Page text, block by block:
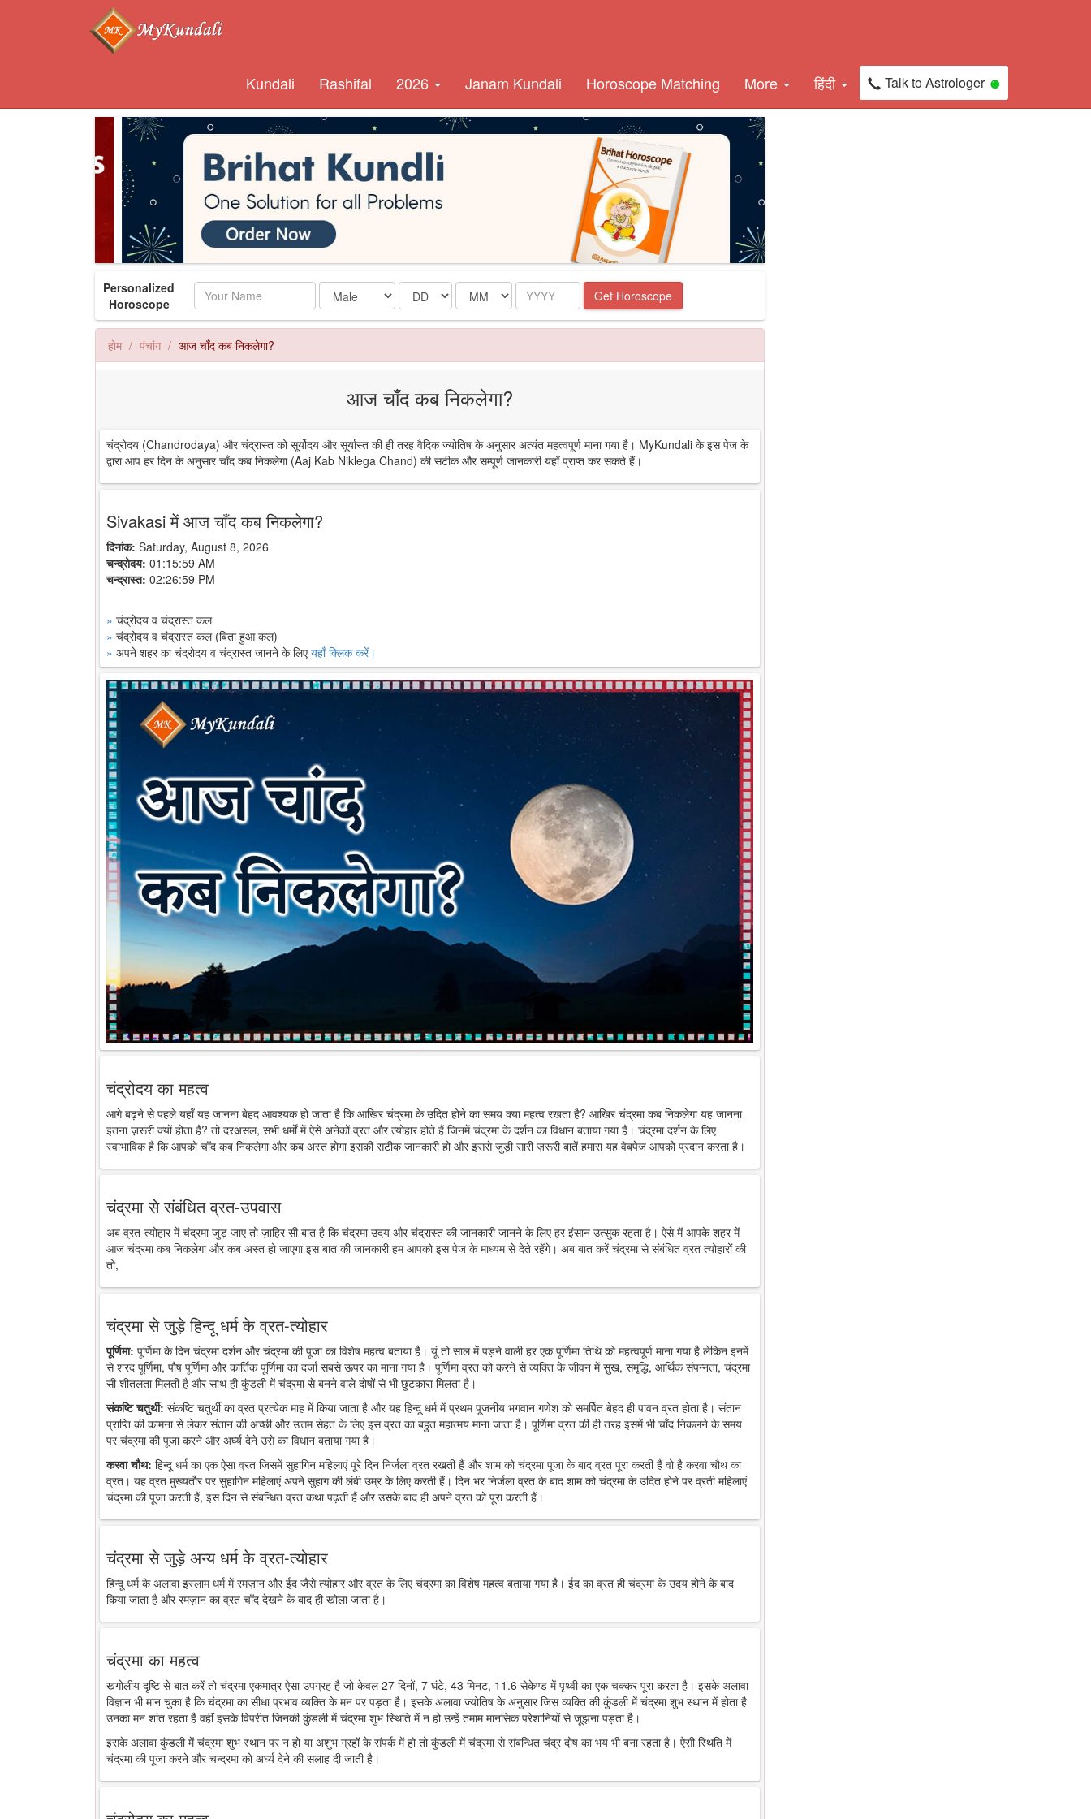
Kundali Rashifal 2026 Janam Kundali Horoscope Matching More हिंदी Talk to Astrologer
Personalized
Horoscope
Name Date Month Year Get Horoscope
होम पंचांग आज चाँद कब निकलेगा?
आज चाँद कब निकलेगा?
चंद्रोदय (Chandrodaya) और चंद्रास्त को सूर्योदय और सूर्यास्त की ही तरह वैदिक ज्योतिष के अनुसार अत्यंत महत्वपूर्ण माना गया है। MyKundali के इस पेज के
द्वारा आप हर दिन के अनुसार चाँद कब निकलेगा (Aaj Kab Niklega Chand) की सटीक और सम्पूर्ण जानकारी यहाँ प्राप्त कर सकते हैं।
Sivakasi में आज चाँद कब निकलेगा?
दिनांक: Saturday, August 8, 2026
चन्द्रोदय: 01:15:59 AM
चन्द्रास्त: 02:26:59 PM
» चंद्रोदय व चंद्रास्त कल
» चंद्रोदय व चंद्रास्त कल (बिता हुआ कल)
» अपने शहर का चंद्रोदय व चंद्रास्त जानने के लिएयहाँ क्लिक करें।
चंद्रोदय का महत्व
आगे बढ़ने से पहले यहाँ यह जानना बेहद आवश्यक हो जाता है कि आखिर चंद्रमा के उदित होने का समय क्या महत्व रखता है? आखिर चंद्रमा कब निकलेगा यह जानना
इतना ज़रूरी क्यों होता है? तो दरअसल, सभी धर्मों में ऐसे अनेकों व्रत और त्योहार होते हैं जिनमें चंद्रमा के दर्शन का विधान बताया गया है। चंद्रमा दर्शन के लिए
स्वाभाविक है कि आपको चाँद कब निकलेगा और कब अस्त होगा इसकी सटीक जानकारी हो और इससे जुड़ी सारी ज़रूरी बातें हमारा यह वेबपेज आपको प्रदान करता है।
चंद्रमा से संबंधित व्रत-उपवास
अब व्रत-त्योहार में चंद्रमा जुड़ जाए तो ज़ाहिर सी बात है कि चंद्रमा उदय और चंद्रास्त की जानकारी जानने के लिए हर इंसान उत्सुक रहता है। ऐसे में आपके शहर में
आज चंद्रमा कब निकलेगा और कब अस्त हो जाएगा इस बात की जानकारी हम आपको इस पेज के माध्यम से देते रहेंगे। अब बात करें चंद्रमा से संबंधित व्रत त्योहारों की
तो,
चंद्रमा से जुड़े हिन्दू धर्म के व्रत-त्योहार
पूर्णिमा: पूर्णिमा के दिन चंद्रमा दर्शन और चंद्रमा की पूजा का विशेष महत्व बताया है। यूं तो साल में पड़ने वाली हर एक पूर्णिमा तिथि को महत्वपूर्ण माना गया है लेकिन इनमें
से शरद पूर्णिमा, पौष पूर्णिमा और कार्तिक पूर्णिमा का दर्जा सबसे ऊपर का माना गया है। पूर्णिमा व्रत को करने से व्यक्ति के जीवन में सुख, समृद्धि, आर्थिक संपन्नता, चंद्रमा
सी शीतलता मिलती है और साथ ही कुंडली में चंद्रमा से बनने वाले दोषों से भी छुटकारा मिलता है।
संकष्टि चतुर्थी: संकष्टि चतुर्थी का व्रत प्रत्येक माह में किया जाता है और यह हिन्दू धर्म में प्रथम पूजनीय भगवान गणेश को समर्पित बेहद ही पावन व्रत होता है। संतान
प्राप्ति की कामना से लेकर संतान की अच्छी और उत्तम सेहत के लिए इस व्रत का बहुत महात्मय माना जाता है। पूर्णिमा व्रत की ही तरह इसमें भी चाँद निकलने के समय
पर चंद्रमा की पूजा करने और अर्घ्य देने उसे का विधान बताया गया है।
करवा चौथ: हिन्दू धर्म का एक ऐसा व्रत जिसमें सुहागिन महिलाएं पूरे दिन निर्जला व्रत रखती हैं और शाम को चंद्रमा पूजा के बाद व्रत पूरा करती हैं वो है करवा चौथ का
व्रत। यह व्रत मुख्यतौर पर सुहागिन महिलाएं अपने सुहाग की लंबी उम्र के लिए करती हैं। दिन भर निर्जला व्रत के बाद शाम को चंद्रमा के उदित होने पर व्रती महिलाएं
चंद्रमा की पूजा करती हैं, इस दिन से संबन्धित व्रत कथा पढ़ती हैं और उसके बाद ही अपने व्रत को पूरा करती हैं।
चंद्रमा से जुड़े अन्य धर्म के व्रत-त्योहार
हिन्दू धर्म के अलावा इस्लाम धर्म में रमज़ान और ईद जैसे त्योहार और व्रत के लिए चंद्रमा का विशेष महत्व बताया गया है। ईद का व्रत ही चंद्रमा के उदय होने के बाद
किया जाता है और रमज़ान का व्रत चाँद देखने के बाद ही खोला जाता है।
चंद्रमा का महत्व
खगोलीय दृष्टि से बात करें तो चंद्रमा एकमात्र ऐसा उपग्रह है जो केवल 27 दिनों, 7 घंटे, 43 मिनट, 11.6 सेकेण्ड में पृथ्वी का एक चक्कर पूरा करता है। इसके अलावा
विज्ञान भी मान चुका है कि चंद्रमा का सीधा प्रभाव व्यक्ति के मन पर पड़ता है। इसके अलावा ज्योतिष के अनुसार जिस व्यक्ति की कुंडली में चंद्रमा शुभ स्थान में होता है
उनका मन शांत रहता है वहीं इसके विपरीत जिनकी कुंडली में चंद्रमा शुभ स्थिति में न हो उन्हें तमाम मानसिक परेशानियों से जूझना पड़ता है।
इसके अलावा कुंडली में चंद्रमा शुभ स्थान पर न हो या अशुभ ग्रहों के संपर्क में हो तो कुंडली में चंद्रमा से संबन्धित चंद्र दोष का भय भी बना रहता है। ऐसी स्थिति में
चंद्रमा की पूजा करने और चन्द्रमा को अर्घ्य देने की सलाह दी जाती है।